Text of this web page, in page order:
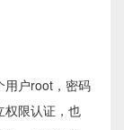
用户root，密码
权限认证，也